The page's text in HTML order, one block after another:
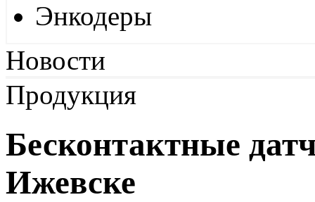
Энкодеры
Новости
Продукция
Бесконтактные
Ижевске